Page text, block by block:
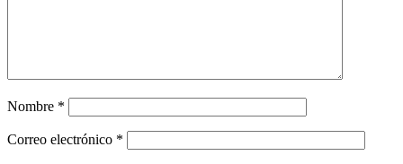
Nombre *
Correo electrónico *